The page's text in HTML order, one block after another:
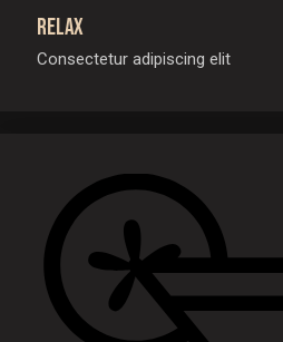
Relax
Consectetur adipiscing elit